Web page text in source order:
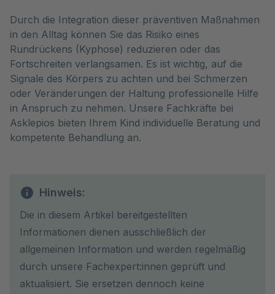
Durch die Integration dieser präventiven Maßnahmen
in den Alltag können Sie das Risiko eines
Rundrückens (Kyphose) reduzieren oder das
Fortschreiten verlangsamen. Es ist wichtig, auf die
Signale des Körpers zu achten und bei Schmerzen
oder Veränderungen der Haltung professionelle Hilfe
in Anspruch zu nehmen. Unsere Fachkräfte bei
Asklepios bieten Ihrem Kind individuelle Beratung und
kompetente Behandlung an.
Hinweis:
Die in diesem Artikel bereitgestellten
Informationen dienen ausschließlich der
allgemeinen Information und werden regelmäßig
durch unsere Fachexpert:innen geprüft und
aktualisiert. Sie ersetzen dennoch keine